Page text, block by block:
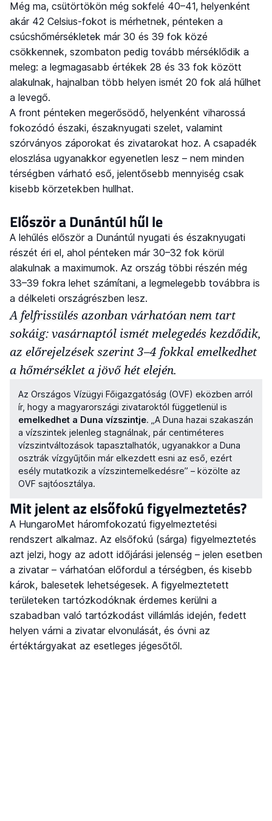
Még ma, csütörtökön még sokfelé 40–41, helyenként
akár 42 Celsius-fokot is mérhetnek, pénteken a
csúcshőmérsékletek már 30 és 39 fok közé
csökkennek, szombaton pedig tovább mérséklődik a
meleg: a legmagasabb értékek 28 és 33 fok között
alakulnak, hajnalban több helyen ismét 20 fok alá hűlhet
a levegő.
A front pénteken megerősödő, helyenként viharossá
fokozódó északi, északnyugati szelet, valamint
szórványos záporokat és zivatarokat hoz. A csapadék
eloszlása ugyanakkor egyenetlen lesz – nem minden
térségben várható eső, jelentősebb mennyiség csak
kisebb körzetekben hullhat.
Először a Dunántúl hűl le
A lehűlés először a Dunántúl nyugati és északnyugati
részét éri el, ahol pénteken már 30–32 fok körül
alakulnak a maximumok. Az ország többi részén még
33–39 fokra lehet számítani, a legmelegebb továbbra is
a délkeleti országrészben lesz.
A felfrissülés azonban várhatóan nem tart
sokáig: vasárnaptól ismét melegedés kezdődik,
az előrejelzések szerint 3–4 fokkal emelkedhet
a hőmérséklet a jövő hét elején.
Az Országos Vízügyi Főigazgatóság (OVF) eközben arról
ír, hogy a magyarországi zivataroktól függetlenül is
emelkedhet a Duna vízszintje. „A Duna hazai szakaszán
a vízszintek jelenleg stagnálnak, pár centiméteres
vízszintváltozások tapasztalhatók, ugyanakkor a Duna
osztrák vízgyűjtőin már elkezdett esni az eső, ezért
esély mutatkozik a vízszintemelkedésre” – közölte az
OVF sajtóosztálya.
Mit jelent az elsőfokú figyelmeztetés?
A HungaroMet háromfokozatú figyelmeztetési
rendszert alkalmaz. Az elsőfokú (sárga) figyelmeztetés
azt jelzi, hogy az adott időjárási jelenség – jelen esetben
a zivatar – várhatóan előfordul a térségben, és kisebb
károk, balesetek lehetségesek. A figyelmeztetett
területeken tartózkodóknak érdemes kerülni a
szabadban való tartózkodást villámlás idején, fedett
helyen várni a zivatar elvonulását, és óvni az
értéktárgyakat az esetleges jégesőtől.